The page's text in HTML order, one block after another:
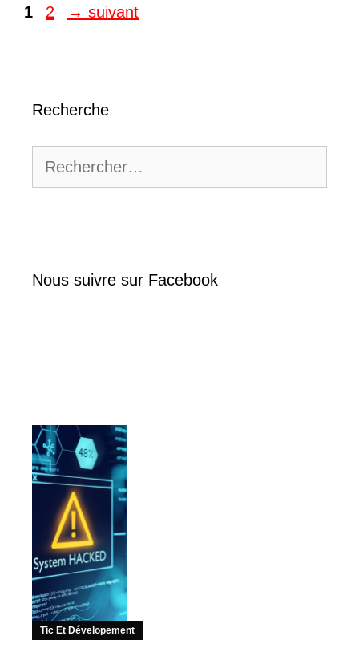
Page
1 Page
2 → suivant
Recherche
Nous suivre sur Facebook
Tic Et Dévelopement